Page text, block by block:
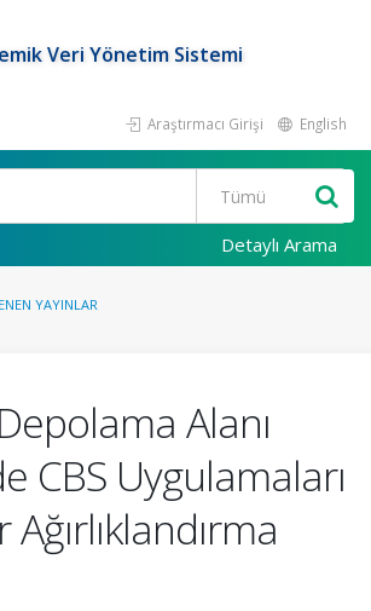
Veri Yönetim Sistemi
Araştırmacı Girişi English
Detaylı Arama
YAYINLAR
Alanı
CBS Uygulamaları